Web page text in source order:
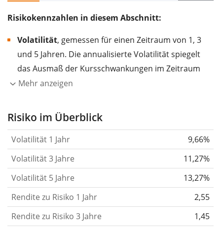
Risikokennzahlen in diesem Abschnitt:
Volatilität, gemessen für einen Zeitraum von 1, 3
und 5 Jahren. Die annualisierte Volatilität spiegelt
das Ausmaß der Kursschwankungen im Zeitraum
eines Jahres wider.
Aktie, des ETF, usw.) in der Vergangenheit
gelten im Allgemeinen als risikoreicher. Wir
berechnen die Volatilität auf Basis der Daten der
letzten 1, 3 und 5 Jahre, damit du sehen kannst, ob
die Kursschwankungen im Laufe der Zeit stärker
oder schwächer wurden. Weitere Informationen
findest du in unserem Artikel:
Risikomaß.
Mehr anzeigen
Risiko im Überblick
Volatilität 1 Jahr
9,66%
Volatilität 3 Jahre
11,27%
Volatilität 5 Jahre
13,27%
Rendite zu Risiko 1 Jahr
2,55
Rendite zu Risiko 3 Jahre
1,45